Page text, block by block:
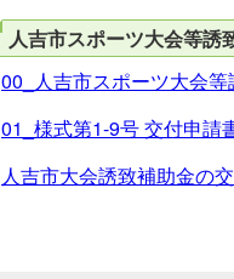
人吉市スポーツ大会等誘
00_人吉市スポーツ大会
01_様式第1-9号 交付申請
人吉市大会誘致補助金の